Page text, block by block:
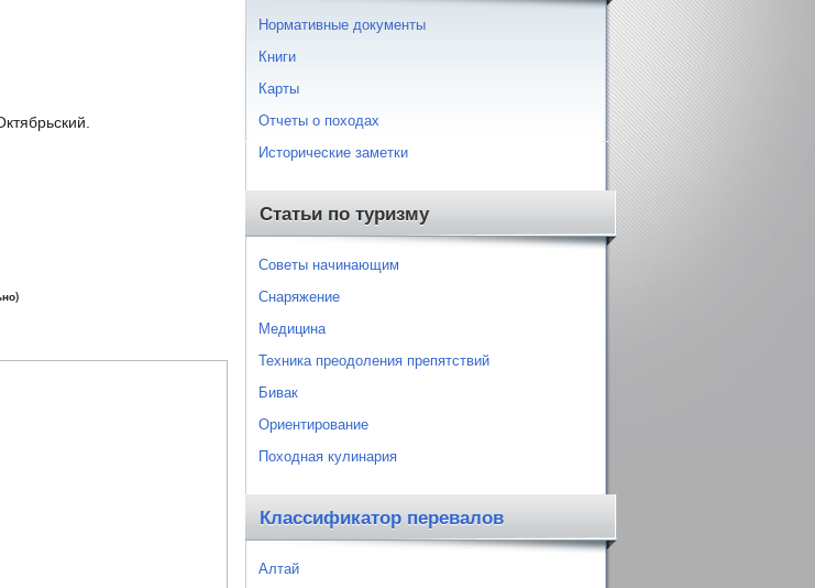
Нормативные документы
Книги
Карты
Отчеты о походах
Исторические заметки
Статьи по туризму
Советы начинающим
Снаряжение
Медицина
Техника преодоления препятствий
Бивак
Ориентирование
Походная кулинария
Классификатор перевалов
Алтай